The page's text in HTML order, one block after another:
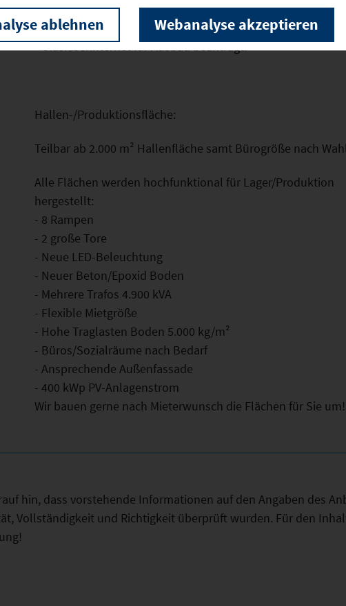
- Neue ansprechende Fassade
- Photovoltaikstrom in Ausbau! Ab ca. 01.01.2027
- Glasfaserinternet für Ausbau beantragt!
Hallen-/Produktionsfläche:
Teilbar ab 2.000 m² Hallenfläche samt Bürogröße nach
Alle Flächen werden hochfunktional für Lager/Produktion
hergestellt:
- 8 Rampen
- 2 große Tore
- Neue LED-Beleuchtung
- Neuer Beton/Epoxid Boden
- Mehrere Trafos 4.900 kVA
- Flexible Mietgröße
- Hohe Traglasten Boden 5.000 kg/m²
- Büros/Sozialräume nach Bedarf
- Ansprechende Außenfassade
- 400 kWp PV-Anlagenstrom
Wir bauen gerne nach Mieterwunsch die Flächen für Sie um!
hin, dass vorstehende Informationen auf den Angaben des
Vollständigkeit und Richtigkeit überprüft wurden. Für den
ablehnen Webanalyse akzeptieren